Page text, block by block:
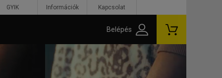
GYIK Információk Kapcsolat
Belépés